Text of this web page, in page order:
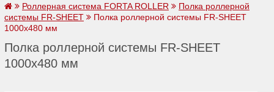
Роллерная система FORTA ROLLER
Полка роллерной
системы FR-SHEET
Полка роллерной системы FR-SHEET
1000х480 мм
Полка роллерной системы FR-SHEET
1000х480 мм